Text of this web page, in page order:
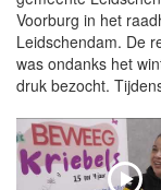
Voorburg in het
Leidschendam. De
was ondanks het
druk bezocht.